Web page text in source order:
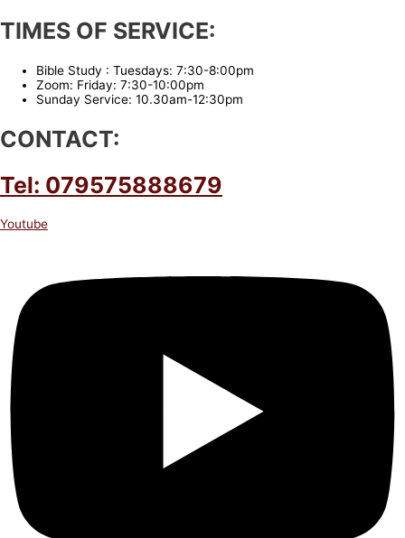
TIMES OF SERVICE:
Bible Study : Tuesdays: 7:30-8:00pm
Zoom: Friday: 7:30-10:00pm
Sunday Service: 10.30am-12:30pm
CONTACT:
Tel: 079575888679
Youtube